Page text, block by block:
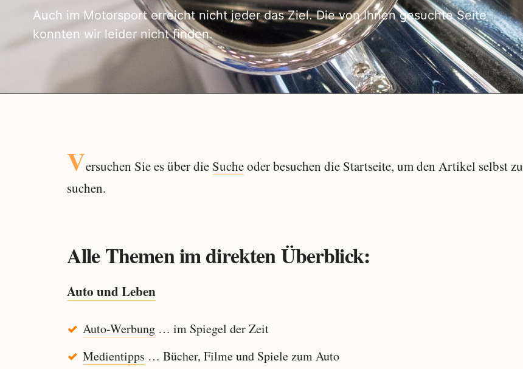
Auch im Motorsport erreicht nicht jeder das Ziel. Die von Ihnen gesuchte Seite
konnten wir leider nicht finden.
Versuchen Sie es über die Sucheoder besuchen die Startseite, um den Artikel selbst zu
suchen.
Alle Themen im direkten Überblick:
Auto und Leben
Auto-Werbung… im Spiegel der Zeit
Medientipps … Bücher, Filme und Spiele zum Auto